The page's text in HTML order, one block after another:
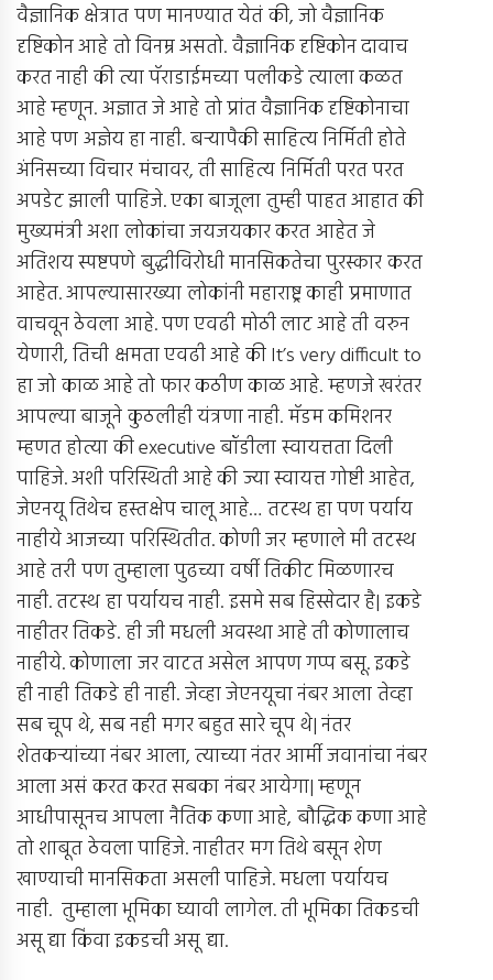
वैज्ञानिक क्षेत्रात पण मानण्यात येतं की, जो वैज्ञानिक
दृष्टिकोन आहे तो विनम्र असतो. वैज्ञानिक दृष्टिकोन दावाच
करत नाही की त्या पॅराडाईमच्या पलीकडे त्याला कळत
आहे म्हणून. अज्ञात जे आहे तो प्रांत वैज्ञानिक दृष्टिकोनाचा
आहे पण अज्ञेय हा नाही. बर्‍यापैकी साहित्य निर्मिती होते
अंनिसच्या विचार मंचावर, ती साहित्य निर्मिती परत परत
अपडेट झाली पाहिजे. एका बाजूला तुम्ही पाहत आहात की
मुख्यमंत्री अशा लोकांचा जयजयकार करत आहेत जे
अतिशय स्पष्टपणे बुद्धीविरोधी मानसिकतेचा पुरस्कार करत
आहेत. आपल्यासारख्या लोकांनी महाराष्ट्र काही प्रमाणात
वाचवून ठेवला आहे. पण एवढी मोठी लाट आहे ती वरुन
येणारी, तिची क्षमता एवढी आहे की It’s very difficult to
हा जो काळ आहे तो फार कठीण काळ आहे. म्हणजे खरंतर
आपल्या बाजूने कुठलीही यंत्रणा नाही. मॅडम कमिशनर
म्हणत होत्या की executive बॉडीला स्वायत्तता दिली
पाहिजे. अशी परिस्थिती आहे की ज्या स्वायत्त गोष्टी आहेत,
जेएनयू तिथेच हस्तक्षेप चालू आहे… तटस्थ हा पण पर्याय
नाहीये आजच्या परिस्थितीत. कोणी जर म्हणाले मी तटस्थ
आहे तरी पण तुम्हाला पुढच्या वर्षी तिकीट मिळणारच
नाही. तटस्थ हा पर्यायच नाही. इसमे सब हिस्सेदार है| इकडे
नाहीतर तिकडे. ही जी मधली अवस्था आहे ती कोणालाच
नाहीये. कोणाला जर वाटत असेल आपण गप्प बसू. इकडे
ही नाही तिकडे ही नाही. जेव्हा जेएनयूचा नंबर आला तेव्हा
सब चूप थे, सब नही मगर बहुत सारे चूप थे| नंतर
शेतकर्‍यांच्या नंबर आला, त्याच्या नंतर आर्मी जवानांचा नंबर
आला असं करत करत सबका नंबर आयेगा| म्हणून
आधीपासूनच आपला नैतिक कणा आहे, बौद्धिक कणा आहे
तो शाबूत ठेवला पाहिजे. नाहीतर मग तिथे बसून शेण
खाण्याची मानसिकता असली पाहिजे. मधला पर्यायच
नाही. तुम्हाला भूमिका घ्यावी लागेल. ती भूमिका तिकडची
असू द्या किंवा इकडची असू द्या.